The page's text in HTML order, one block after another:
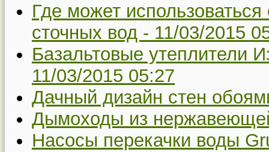
Где может
сточных вод - 11/03/2015
Базальтовые утеплители
11/03/2015 05:27
Дачный дизайн стен
Дымоходы из
Насосы перекачки воды